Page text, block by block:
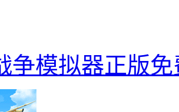
争模拟器正版